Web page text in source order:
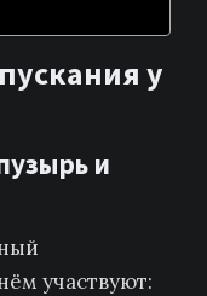
у
и
участвуют: